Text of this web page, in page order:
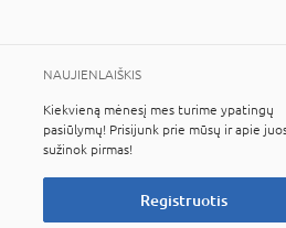
NAUJIENLAIŠKIS
Kiekvieną mėnesį mes turime ypatingų
pasiūlymų! Prisijunk prie mūsų ir apie
sužinok pirmas!
Registruotis